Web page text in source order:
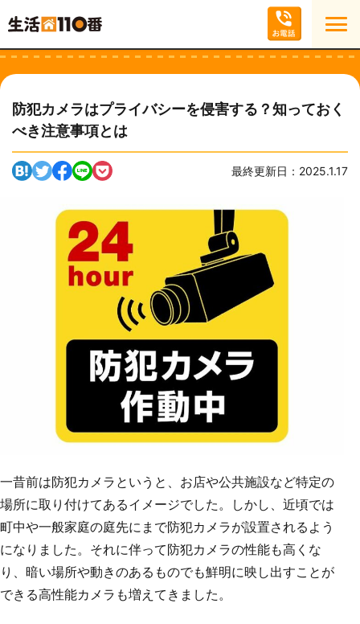
防犯カメラはプライバシーを侵害する？知っておく
べき注意事項とは
最終更新日：2025.1.17
一昔前は防犯カメラというと、お店や公共施設など特定の
場所に取り付けてあるイメージでした。しかし、近頃では
町中や一般家庭の庭先にまで防犯カメラが設置されるよう
になりました。それに伴って防犯カメラの性能も高くな
り、暗い場所や動きのあるものでも鮮明に映し出すことが
できる高性能カメラも増えてきました。